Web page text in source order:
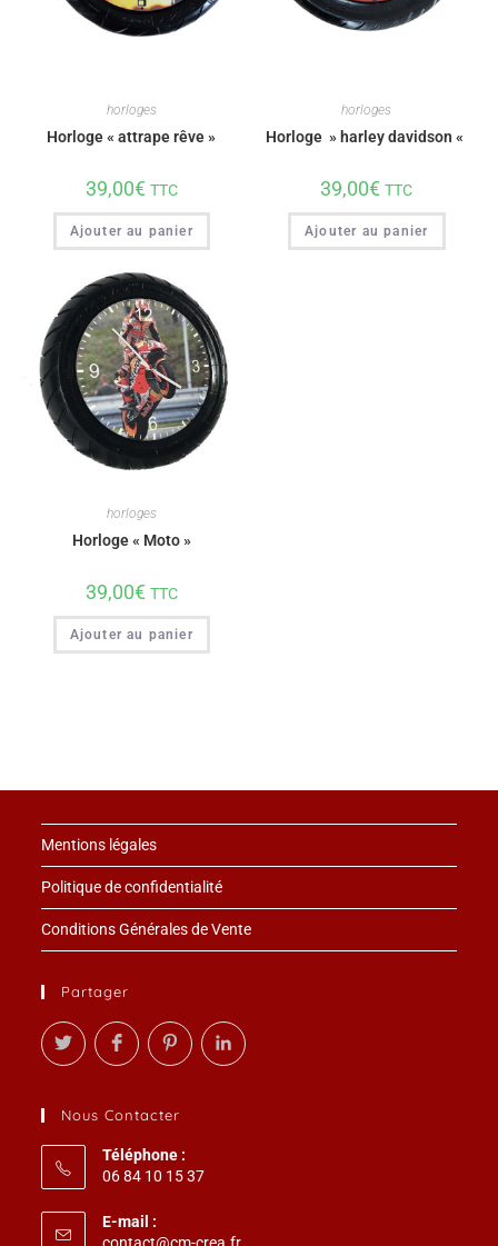
horloges
Horloge « attrape rêve »
39,00€ TTC
Ajouter au panier
horloges
Horloge » harley davidson «
39,00€ TTC
Ajouter au panier
horloges
Horloge « Moto »
39,00€ TTC
Ajouter au panier
Mentions légales
Politique de confidentialité
Conditions Générales de Vente
Partager
Nous Contacter
Téléphone :
06 84 10 15 37
E-mail :
S’ouvre